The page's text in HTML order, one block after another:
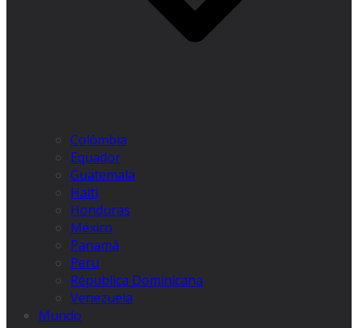
Colômbia
Equador
Guatemala
Haiti
Honduras
México
Panamá
Peru
Républica Dominicana
Venezuela
Mundo